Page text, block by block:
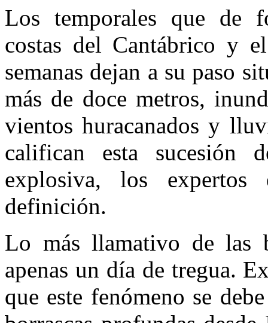
Los temporales que de
costas del Cantábrico y
semanas dejan a su paso
más de doce metros,
vientos huracanados y
califican esta sucesión
explosiva, los expertos
definición.
Lo más llamativo de las
apenas un día de tregua.
que este fenómeno se